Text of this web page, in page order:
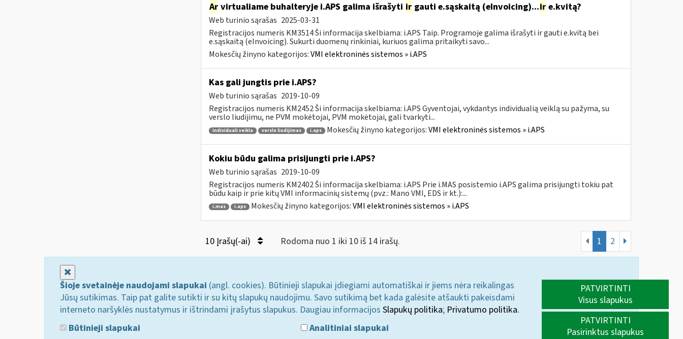
Arvirtualiame buhalteryje i.APS galima išrašyti irgauti e.sąskaitą (eInvoicing)...ire.kvitą?
Web turinio sąrašas 2025-03-31
Registracijos numeris KM3514 Ši informacija skelbiama: i.APS Taip. Programoje galima išrašyti ir gauti e.kvitą bei
e.sąskaitą (eInvoicing). Sukurti duomenų rinkiniai, kuriuos galima pritaikyti savo...
Mokesčių žinyno kategorijos:VMI elektroninės sistemos » i.APS
Kas gali jungtis prie i.APS?
Web turinio sąrašas 2019-10-09
Registracijos numeris KM2452 Ši informacija skelbiama: i.APS Gyventojai, vykdantys individualią veiklą su pažyma, su
verslo liudijimu, ne PVM mokėtojai, PVM mokėtojai, gali tvarkyti...
individuali veikla verslo liudijimas i.aps Mokesčių žinyno kategorijos:VMI elektroninės sistemos » i.APS
Kokiu būdu galima prisijungti prie i.APS?
Web turinio sąrašas 2019-10-09
Registracijos numeris KM2402 Ši informacija skelbiama: i.APS Prie i.MAS posistemio i.APS galima prisijungti tokiu pat
būdu kaip ir prie kitų VMI informacinių sistemų (pvz.: Mano VMI, EDS ir kt.):...
i.mas i.aps Mokesčių žinyno kategorijos:VMI elektroninės sistemos » i.APS
10 Įrašų(-ai) Rodoma nuo 1 iki 10 iš 14 irašų. 1 2
Šioje svetainėje naudojami slapukai (angl. cookies). Būtinieji slapukai įdiegiami automatiškai ir jiems nėra reikalingas
Jūsų sutikimas. Taip pat galite sutikti ir su kitų slapukų naudojimu. Savo sutikimą bet kada galėsite atšaukti pakeisdami
interneto naršyklės nustatymus ir ištrindami įrašytus slapukus. Daugiau informacijos Slapukų politika; Privatumo politika.
Būtinieji slapukai
Analitiniai slapukai
PATVIRTINTI
Visus slapukus
PATVIRTINTI
Pasirinktus slapukus